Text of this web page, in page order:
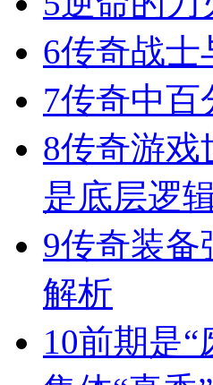
6传奇战士
7传奇中百
8传奇游戏
是底层逻
9传奇装备
解析
10前期是“